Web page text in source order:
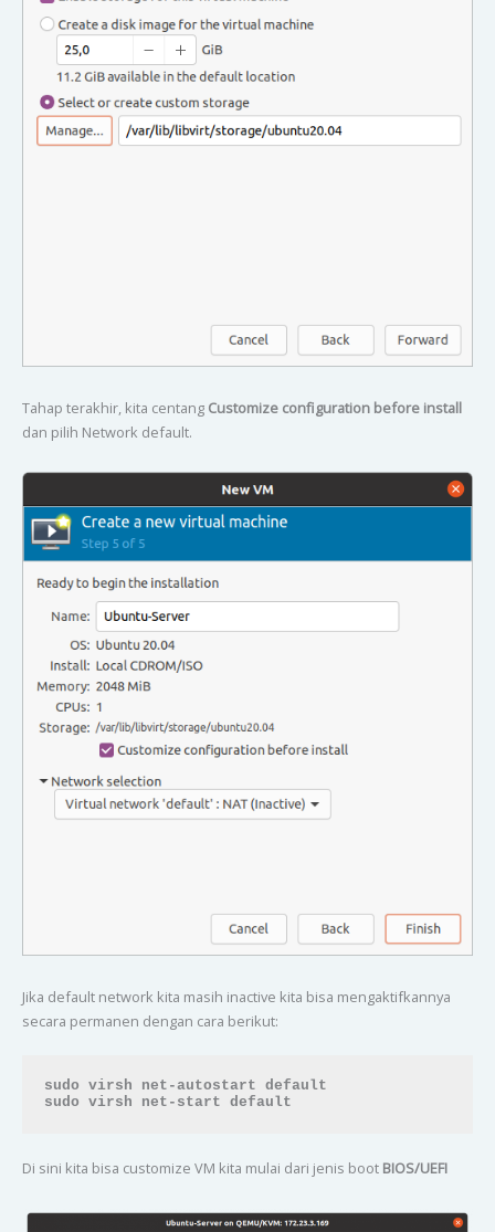
Tahap terakhir, kita centang Customize configuration before install
dan pilih Network default.
Jika default network kita masih inactive kita bisa mengaktifkannya
secara permanen dengan cara berikut:
sudo virsh net-autostart default
sudo virsh net-start default
Di sini kita bisa customize VM kita mulai dari jenis boot BIOS/UEFI